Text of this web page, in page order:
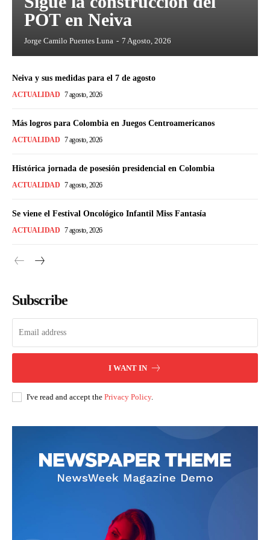
POT en Neiva
Jorge Camilo Puentes Luna - 7 Agosto, 2026
Neiva y sus medidas para el 7 de agosto
ACTUALIDAD 7 agosto, 2026
Más logros para Colombia en Juegos Centroamericanos
ACTUALIDAD 7 agosto, 2026
Histórica jornada de posesión presidencial en Colombia
ACTUALIDAD 7 agosto, 2026
Se viene el Festival Oncológico Infantil Miss Fantasía
ACTUALIDAD 7 agosto, 2026
Subscribe
I WANT IN
I've read and accept the Privacy Policy.